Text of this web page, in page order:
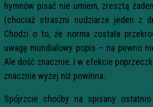
hymnów pisać nie umiem, zresztą
(chociaż straszni nudziarze jeden z
Chodzi o to, że norma została
uwagę mundialowy popis – na pewno
Ale dość znacznie. I w efekcie
znacznie wyżej niż powinna.
Spójrzcie choćby na spisany ostatnio